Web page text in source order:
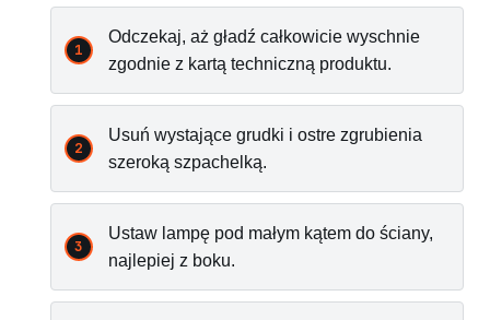
Odczekaj, aż gładź całkowicie wyschnie
zgodnie z kartą techniczną produktu.
Usuń wystające grudki i ostre zgrubienia
szeroką szpachelką.
Ustaw lampę pod małym kątem do ściany,
najlepiej z boku.